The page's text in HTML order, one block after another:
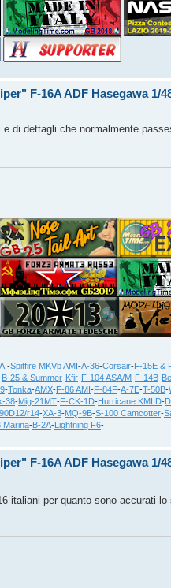
F-16A ADF Hasegawa 1/
di dettagli che normalmente
-Spitfire MKVb AMI-A-36-Corsair-F-15E &
B-25 & Summer-Kfir-F-104 ASA/M-F-14B-
-Tonka-AMX-F-86 AMI-F-84F-A-7E-T-50B-
38-Mig-21MT-F-CK-1D-Hurricane KMIID-
r14-XA-3-MQ-9B-S-100 Camcotter-
Marina-B-2A-Lightning F6-
F-16A ADF Hasegawa 1/
italiani per quanto sono accurati